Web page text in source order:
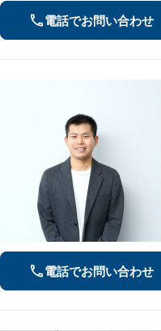
電話でお問い合わせ
電話でお問い合わせ